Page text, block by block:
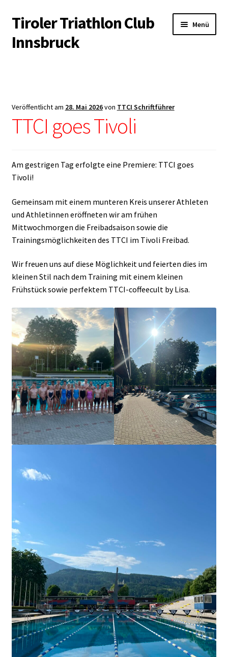
Zur
Navigation
springen
Zum
Inhalt
springen
Tiroler Triathlon Club
Innsbruck
Menü
Der Verein
Veranstaltungen
Kontakt & Infopool
Veröffentlicht am 28. Mai 2026von TTCI Schriftführer
TTCI goes Tivoli
Am gestrigen Tag erfolgte eine Premiere: TTCI goes
Tivoli!
Gemeinsam mit einem munteren Kreis unserer Athleten
und Athletinnen eröffneten wir am frühen
Mittwochmorgen die Freibadsaison sowie die
Trainingsmöglichkeiten des TTCI im Tivoli Freibad.
Wir freuen uns auf diese Möglichkeit und feierten dies im
kleinen Stil nach dem Training mit einem kleinen
Frühstück sowie perfektem TTCI-coffeecult by Lisa.